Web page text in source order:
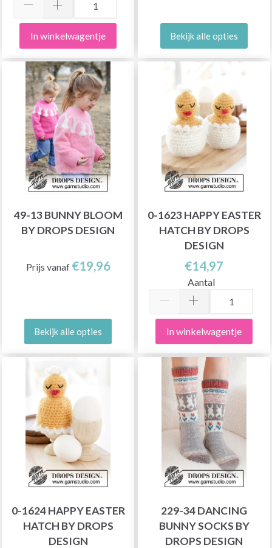
In winkelwagentje Bekijk alle opties
49-13 BUNNY BLOOM
BY DROPS DESIGN
Prijs vanaf €19,96
Bekijk alle opties
0-1623 HAPPY EASTER
HATCH BY DROPS
DESIGN
€14,97
Aantal
In winkelwagentje
0-1624 HAPPY EASTER
HATCH BY DROPS
DESIGN
229-34 DANCING
BUNNY SOCKS BY
DROPS DESIGN